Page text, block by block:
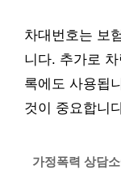
차대번호는 보
니다. 추가로
록에도 사용됩
것이 중요합니
가정폭력 상담